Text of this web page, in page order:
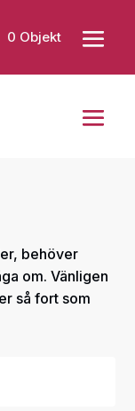
0 Objekt
behöver
om. Vänligen
så fort som